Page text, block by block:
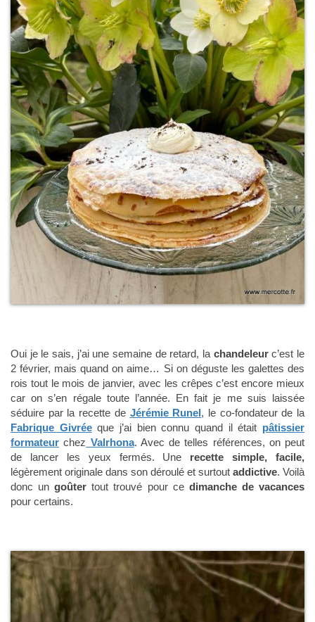
Oui je le sais, j’ai une semaine de retard, la chandeleurc’est le
2 février, mais quand on aime… Si on déguste les galettes des
rois tout le mois de janvier, avec les crêpes c’est encore mieux
car on s’en régale toute l’année. En fait je me suis laissée
séduire par la recette de Jérémie Runel, le co-fondateur de la
Fabrique Givréeque j’ai bien connu quand il était pâtissier
formateur chez Valrhona. Avec de telles références, on peut
de lancer les yeux fermés. Une recette simple, facile,
légèrement originale dans son déroulé et surtout addictive. Voilà
donc ungoûter tout trouvé pour cedimanche de vacances
pour certains.